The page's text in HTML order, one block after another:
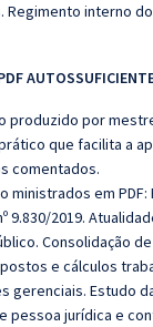
Regimento interno do
produzido por
que facilita a
comentados.
ministrados em
9.830/2019.
Consolidação
e cálculos
gerenciais. Estudo
pessoa jurídica e